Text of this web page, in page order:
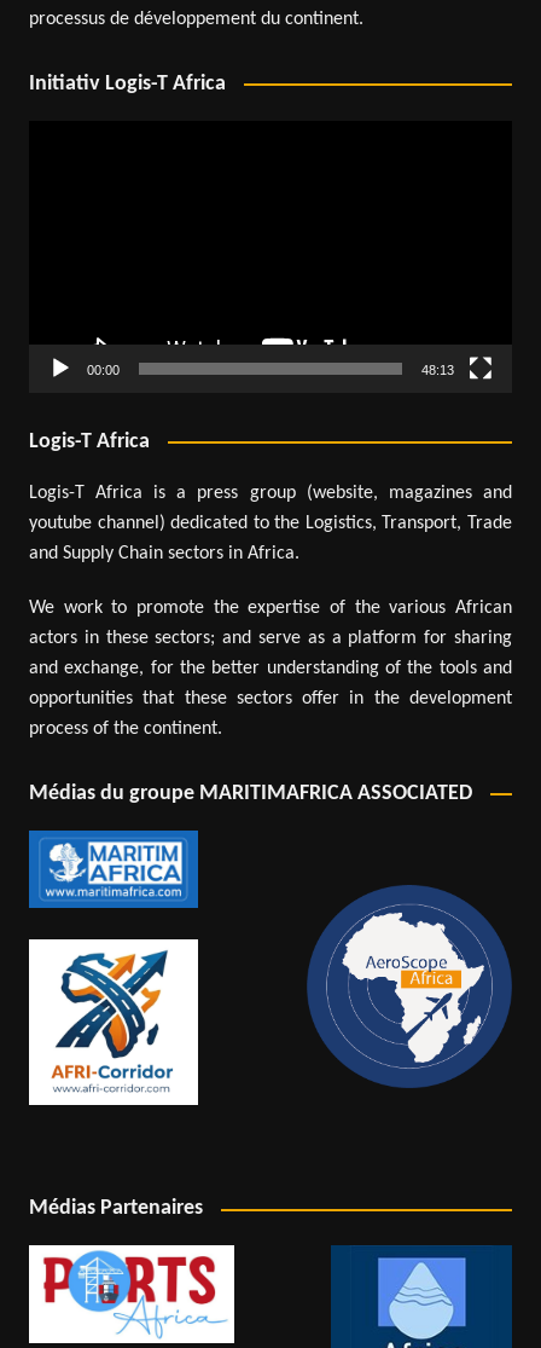
processus de développement du continent.
Initiativ Logis-T Africa
00:00 48:13
Logis-T Africa
Logis-T Africa is a press group (website, magazines and
youtube channel) dedicated to the Logistics, Transport, Trade
and Supply Chain sectors in Africa.
We work to promote the expertise of the various African
actors in these sectors; and serve as a platform for sharing
and exchange, for the better understanding of the tools and
opportunities that these sectors offer in the development
process of the continent.
Médias du groupe MARITIMAFRICA ASSOCIATED
Médias Partenaires